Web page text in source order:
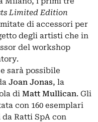
Limited Edition
di accessori per
degli artisti che in
del workshop
sarà possibile
Joan Jonas, la
di Matt Mullican. Gli
con 160 esemplari
Ratti SpA con